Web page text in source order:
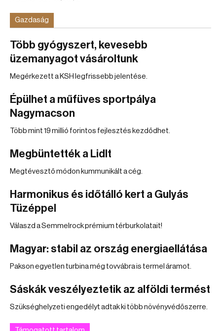
Gazdaság
Több gyógyszert, kevesebb
üzemanyagot vásároltunk
Megérkezett a KSH legfrissebb jelentése.
Épülhet a műfüves sportpálya
Nagymacson
Több mint 19 millió forintos fejlesztés kezdődhet.
Megbüntették a Lidlt
Megtévesztő módon kummunikált a cég.
Harmonikus és időtálló kert a Gulyás
Tüzéppel
Válaszd a Semmelrock prémium térburkolatait!
Magyar: stabil az ország energiaellátása
Pakson egyetlen turbina még tovvábra is termel áramot.
Sáskák veszélyeztetik az alföldi termést
Szükséghelyzeti engedélyt adtak ki több növényvédőszerre.